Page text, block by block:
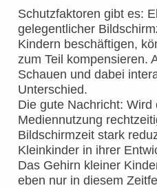
Schutzfaktoren gibt es:
gelegentlicher
Kindern beschäftigen,
zum Teil kompensieren.
Schauen und dabei
Unterschied.
Die gute Nachricht:
Mediennutzung
Bildschirmzeit stark
Kleinkinder in ihrer
Das Gehirn kleiner
eben nur in diesem